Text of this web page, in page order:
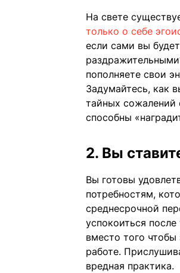
На свете
только о себе
если сами вы
пополняете свои
Задумайтесь, как
тайных сожалений
способны
2. Вы
Вы готовы
потребностям,
среднесрочной
успокоиться
вместо того
работе.
вредная практика.